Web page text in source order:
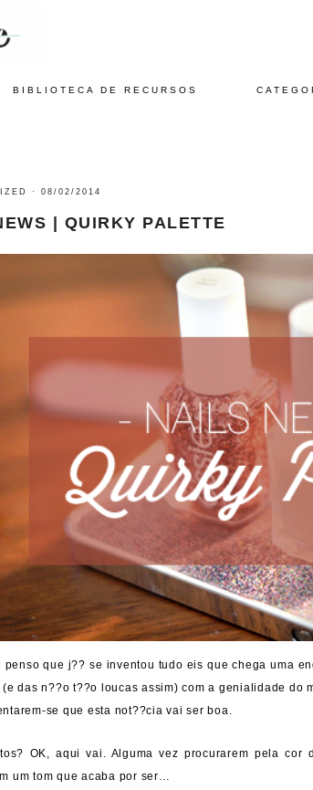
BIBLIOTECA DE RECURSOS
·08/02/2014
| QUIRKY PALETTE
penso que j?? se inventou tudo eis que chega uma
das n??o t??o loucas assim) com a genialidade do
se que esta not??cia vai ser boa.
OK, aqui vai. Alguma vez procurarem pela
um tom que acaba por ser…